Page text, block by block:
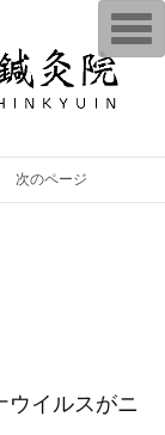
次のページ
ウイルスがニ
T
o
g
g